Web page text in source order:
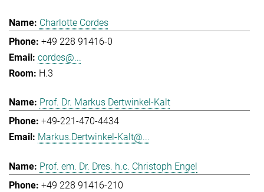
Charlotte Cordes
+49 228 91416-0
cordes@...
H.3
Prof. Dr. Markus Dertwinkel-Kalt
+49-221-470-4434
Markus.Dertwinkel-Kalt@...
Prof. em. Dr. Dres. h.c. Christoph Engel
+49 228 91416-210